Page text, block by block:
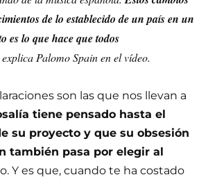
de lo establecido de un país en un
es lo que hace que todos
Palomo Spain en el vídeo.
son las que nos llevan a
tiene pensado hasta el
su proyecto y que su obsesión
también pasa por elegir al
Y es que, cuando te ha costado